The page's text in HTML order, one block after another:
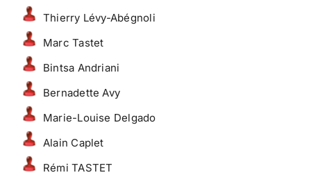
Thierry Lévy-Abégnoli
Marc Tastet
Bintsa Andriani
Bernadette Avy
Marie-Louise Delgado
Alain Caplet
Rémi TASTET